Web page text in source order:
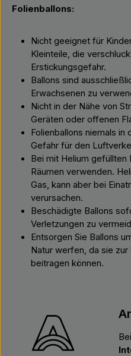
Folienballons:
Nicht geeignet für
Kleinteile, die
Erstickungsgefahr.
Ballons sind
Erwachsenen zu
Nicht in der Nähe von
Geräten oder offenen
Folienballons niemals
Gefahr für den
Bei mit Helium gefüllten
Räumen verwenden.
Gas, kann aber bei
verursachen.
Beschädigte Ballons
Verletzungen zu
Entsorgen Sie Ballons
Natur werfen, da sie
beitragen können.
Bei